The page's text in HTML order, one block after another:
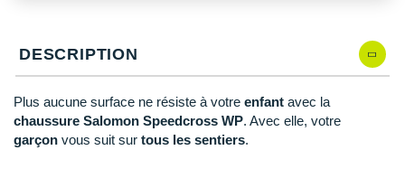
DESCRIPTION
Plus aucune surface ne résiste à votre enfant avec la
chaussure Salomon Speedcross WP. Avec elle, votre
garçon vous suit sur tous les sentiers.
DÉSTOCKAGE
+ Voir tous lesaccessoires
NNormal
Odlo
On-Running